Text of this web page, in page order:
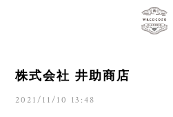
株式会社 井助商店
2021/11/10 13:48